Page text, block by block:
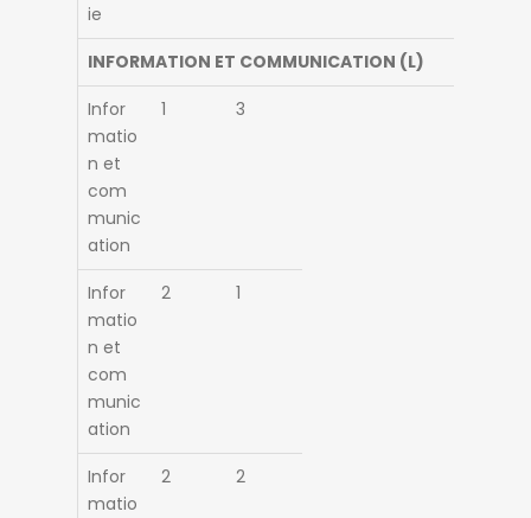
ie
INFORMATION ET COMMUNICATION (L)
Infor
matio
n et
com
munic
ation
1 3
Infor
matio
n et
com
munic
ation
2 1
Infor
matio
2 2